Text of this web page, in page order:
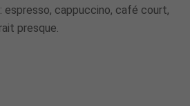
espresso, cappuccino, café court,
presque.